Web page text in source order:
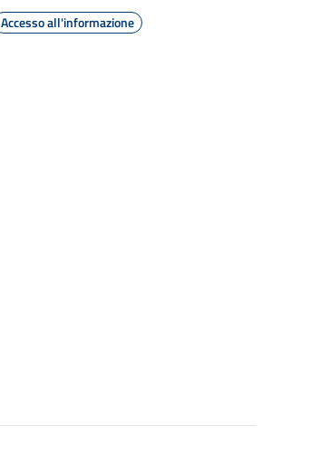
Accesso all'informazione